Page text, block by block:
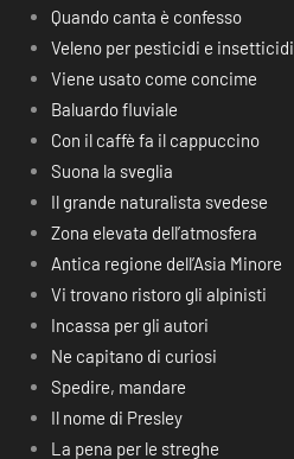
Quando canta è confesso
Veleno per pesticidi e insetticidi
Viene usato come concime
Baluardo fluviale
Con il caffè fa il cappuccino
Suona la sveglia
Il grande naturalista svedese
Zona elevata dell’atmosfera
Antica regione dell’Asia Minore
Vi trovano ristoro gli alpinisti
Incassa per gli autori
Ne capitano di curiosi
Spedire, mandare
Il nome di Presley
La pena per le streghe